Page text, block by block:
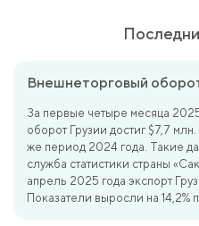
Внешнеторговый
За первые четыре месяца
оборот Грузии достиг $7,7
же период 2024 года. Такие
служба статистики страны
апрель 2025 года экспорт
Показатели выросли на